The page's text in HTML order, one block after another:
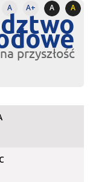
A A+ A A
przyszłość